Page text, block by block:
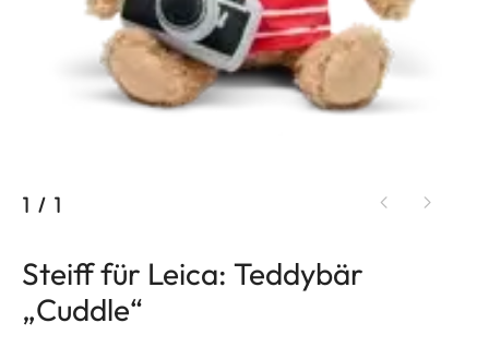
1 / 1
Steiff für Leica: Teddybär
„Cuddle“